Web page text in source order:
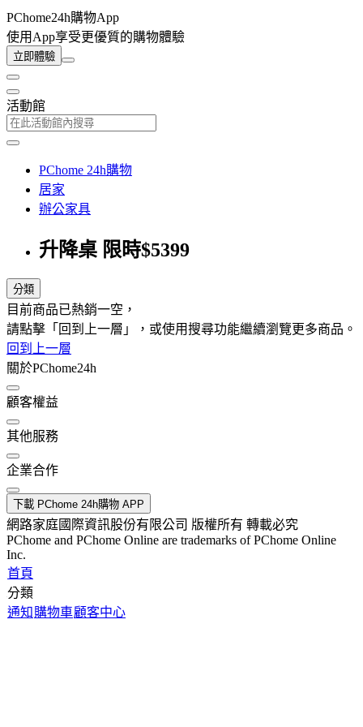
PChome24h購物App
使用App享受更優質的購物體驗
立即體驗
活動館
PChome 24h購物
居家
辦公家具
升降桌 限時$5399
分類
目前商品已熱銷一空，
請點擊「回到上一層」，或使用搜尋功能繼續瀏覽更多商品。
回到上一層
關於PChome24h
顧客權益
其他服務
企業合作
下載 PChome 24h購物 APP
網路家庭國際資訊股份有限公司 版權所有 轉載必究
PChome and PChome Online are trademarks of PChome Online
Inc.
首頁
分類
通知 購物車顧客中心